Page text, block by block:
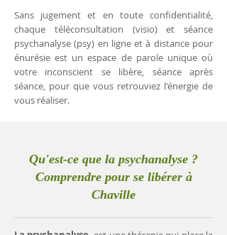
Sans jugement et en toute confidentialité,
chaque téléconsultation (visio) et séance
psychanalyse (psy) en ligne et à distance pour
énurésie est un espace de parole unique où
votre inconscient se libère, séance après
séance, pour que vous retrouviez l'énergie de
vous réaliser.
Qu'est-ce que la psychanalyse ?
Comprendre pour se libérer à
Chaville